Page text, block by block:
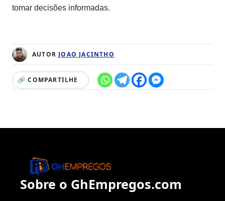
tomar decisões informadas.
AUTOR JOAO JACINTHO
🔗 COMPARTILHE
Sobre o GhEmpregos.com